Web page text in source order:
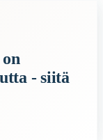
olutta ja sen
- siitä